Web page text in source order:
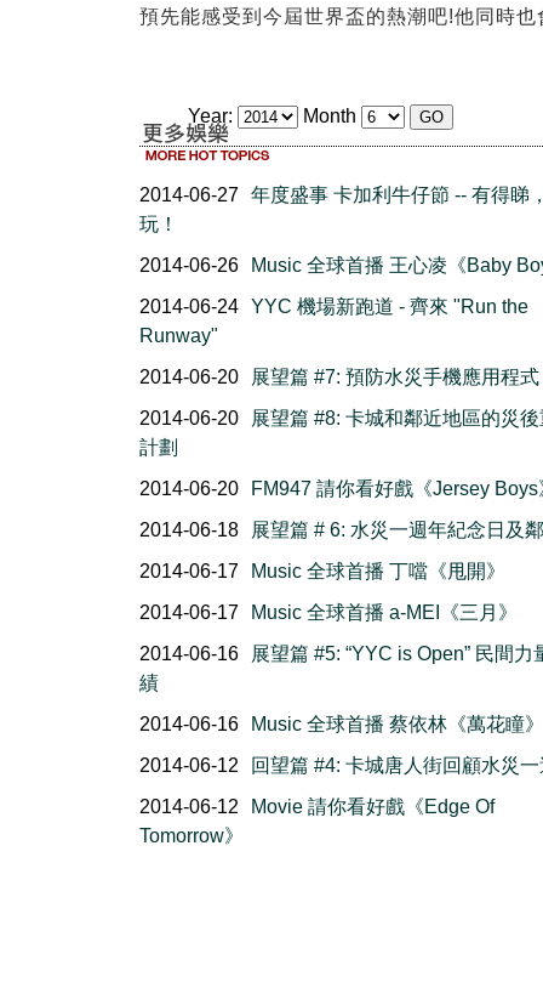
預先能感受到今屆世界盃的熱潮吧!他同時也
Year: Month
2014-06-27 年度盛事 卡加利牛仔節 -- 有得睇
玩！
2014-06-26
Music 全球首播 王心凌《Baby
2014-06-24 YYC 機場新跑道 - 齊來 "Run the
Runway"
2014-06-20
展望篇 #7: 預防水災手機應用程式
2014-06-20
展望篇 #8: 卡城和鄰近地區的災
計劃
2014-06-20
FM947 請你看好戲《Jersey Boys
2014-06-18
展望篇 # 6: 水災一週年紀念日及
2014-06-17
Music 全球首播 丁噹《甩開》
2014-06-17
Music 全球首播 a-MEI《三月》
2014-06-16
展望篇 #5: “YYC is Open” 民間力
績
2014-06-16
Music 全球首播 蔡依林《萬花瞳》
2014-06-12
回望篇 #4: 卡城唐人街回顧水災
2014-06-12
Movie 請你看好戲《Edge Of
Tomorrow》